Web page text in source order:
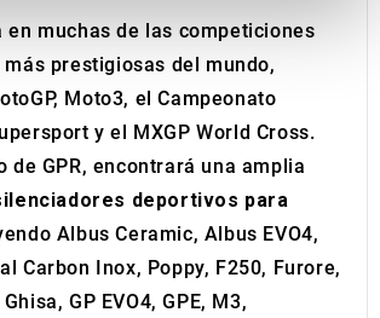
features and to analyse our traffic.
about your use of our site with
other information that you’ve
or that they’ve collected from your use
en muchas de las competiciones
prestigiosas del mundo,
Moto3, el Campeonato
y el MXGP World Cross.
de GPR, encontrará una amplia
deportivos para
Albus Ceramic, Albus EVO4,
Carbon Inox, Poppy, F250, Furore,
GP EVO4, GPE, M3,